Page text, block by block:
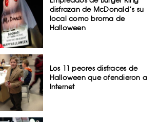
disfrazan de McDonald’s su
local como broma de
Halloween
Los 11 peores disfraces de
Halloween que ofendieron a
Internet